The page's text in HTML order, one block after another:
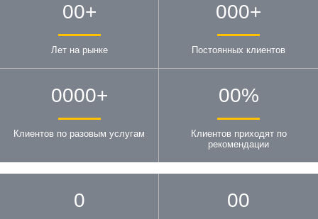
00+
Лет на рынке
000+
Постоянных клиентов
0000+
Клиентов по разовым услугам
00%
Клиентов приходят по
рекомендации
0 00